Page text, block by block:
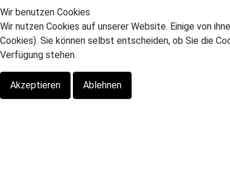
Wir benutzen Cookies
Wir nutzen Cookies auf unserer Website. Einige von
Cookies). Sie können selbst entscheiden, ob Sie die
Verfügung stehen.
Akzeptieren
Ablehnen